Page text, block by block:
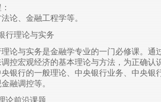
论、金融工程学等。
行理论与实务
论与实务是金融学专业的一门必修课。
控宏观经济的基本理论与方法，为正确
银行的一般理论、中央银行业务、中央
融调控等。
论前沿课题